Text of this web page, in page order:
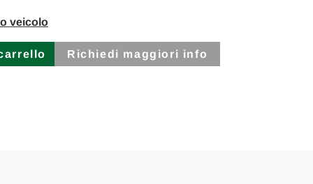
veicolo
Richiedi maggiori info